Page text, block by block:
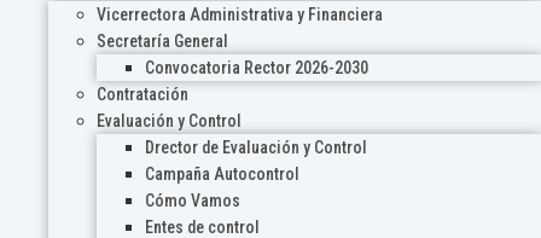
Vicerrectora Administrativa y Financiera
Secretaría General
Convocatoria Rector 2026-2030
Contratación
Evaluación y Control
Drector de Evaluación y Control
Campaña Autocontrol
Cómo Vamos
Entes de control